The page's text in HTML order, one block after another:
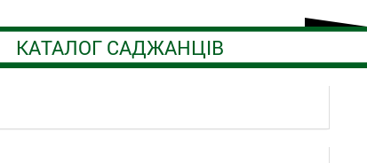
КАТАЛОГ САДЖАНЦІВ